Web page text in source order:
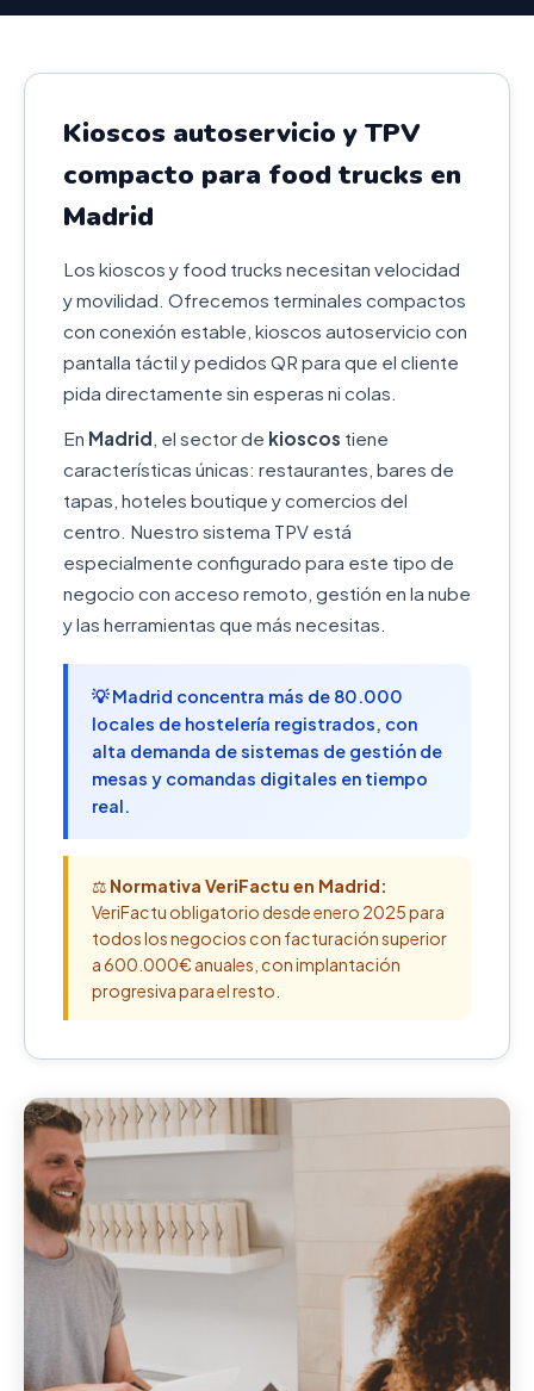
Kioscos autoservicio y TPV
compacto para food trucks en
Madrid
Los kioscos y food trucks necesitan velocidad
y movilidad. Ofrecemos terminales compactos
con conexión estable, kioscos autoservicio con
pantalla táctil y pedidos QR para que el cliente
pida directamente sin esperas ni colas.
En Madrid , el sector de kioscos tiene
características únicas: restaurantes, bares de
tapas, hoteles boutique y comercios del
centro. Nuestro sistema TPV está
especialmente configurado para este tipo de
negocio con acceso remoto, gestión en la nube
y las herramientas que más necesitas.
💡 Madrid concentra más de 80.000
locales de hostelería registrados, con
alta demanda de sistemas de gestión de
mesas y comandas digitales en tiempo
real.
⚖️ Normativa VeriFactu en Madrid:
VeriFactu obligatorio desde enero 2025 para
todos los negocios con facturación superior
a 600.000€ anuales, con implantación
progresiva para el resto.